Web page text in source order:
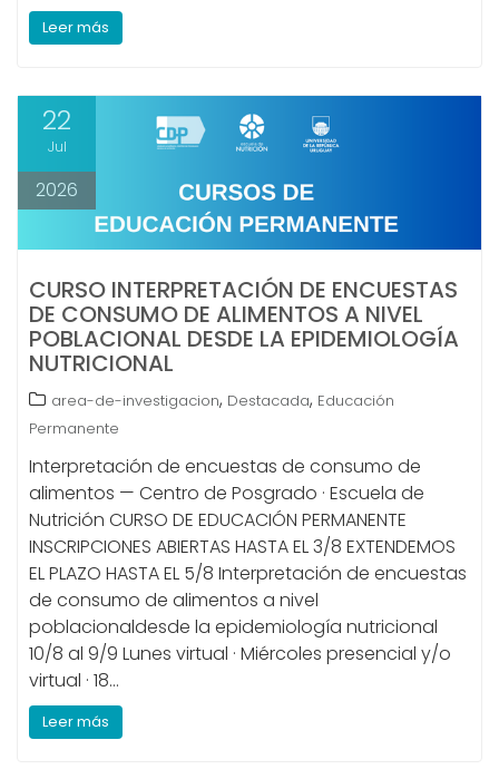
Leer más
22
Jul
2026
CURSO INTERPRETACIÓN DE ENCUESTAS
DE CONSUMO DE ALIMENTOS A NIVEL
POBLACIONAL DESDE LA EPIDEMIOLOGÍA
NUTRICIONAL
area-de-investigacion, Destacada, Educación
Permanente
Interpretación de encuestas de consumo de
alimentos — Centro de Posgrado · Escuela de
Nutrición CURSO DE EDUCACIÓN PERMANENTE
INSCRIPCIONES ABIERTAS HASTA EL 3/8 EXTENDEMOS
EL PLAZO HASTA EL 5/8 Interpretación de encuestas
de consumo de alimentos a nivel
poblacionaldesde la epidemiología nutricional
10/8 al 9/9 Lunes virtual · Miércoles presencial y/o
virtual · 18…
Leer más